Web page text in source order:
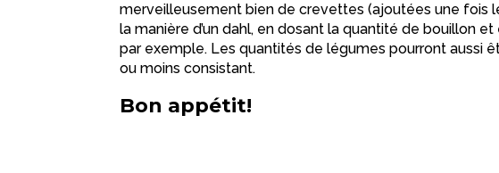
merveilleusement bien de crevettes (ajoutées une fois
la manière d’un dahl, en dosant la quantité de bouillon et
par exemple. Les quantités de légumes pourront aussi
ou moins consistant.
Bon appétit!